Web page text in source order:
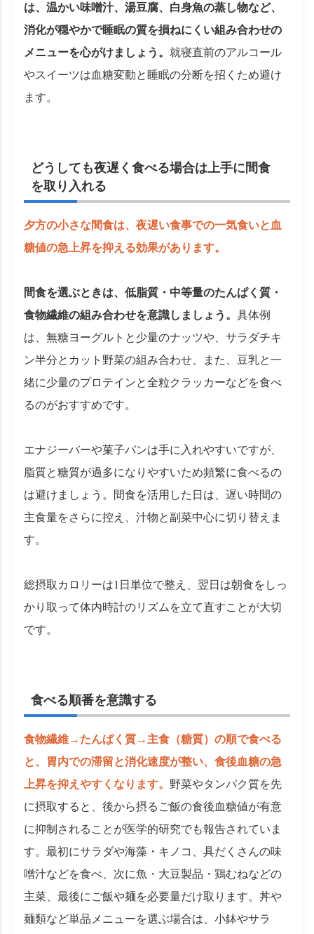
は、温かい味噌汁、湯豆腐、白身魚の蒸し物など、
消化が穏やかで睡眠の質を損ねにくい組み合わせの
メニューを心がけましょう。 就寝直前のアルコール
やスイーツは血糖変動と睡眠の分断を招くため避け
ます。
どうしても夜遅く食べる場合は上手に間食
を取り入れる
夕方の小さな間食は、夜遅い食事での一気食いと血
糖値の急上昇を抑える効果があります。
間食を選ぶときは、低脂質・中等量のたんぱく質・
食物繊維の組み合わせを意識しましょう。具体例
は、無糖ヨーグルトと少量のナッツや、サラダチキ
ン半分とカット野菜の組み合わせ、また、豆乳と一
緒に少量のプロテインと全粒クラッカーなどを食べ
るのがおすすめです。
エナジーバーや菓子パンは手に入れやすいですが、
脂質と糖質が過多になりやすいため頻繁に食べるの
は避けましょう。間食を活用した日は、遅い時間の
主食量をさらに控え、汁物と副菜中心に切り替えま
す。
総摂取カロリーは1日単位で整え、翌日は朝食をしっ
かり取って体内時計のリズムを立て直すことが大切
です。
食べる順番を意識する
食物繊維→たんぱく質→主食（糖質）の順で食べる
と、胃内での滞留と消化速度が整い、食後血糖の急
上昇を抑えやすくなります。 野菜やタンパク質を先
に摂取すると、後から摂るご飯の食後血糖値が有意
に抑制されることが医学的研究でも報告されていま
す。最初にサラダや海藻・キノコ、具だくさんの味
噌汁などを食べ、次に魚・大豆製品・鶏むねなどの
主菜、最後にご飯や麺を必要量だけ取ります。丼や
麺類など単品メニューを選ぶ場合は、小鉢やサラ